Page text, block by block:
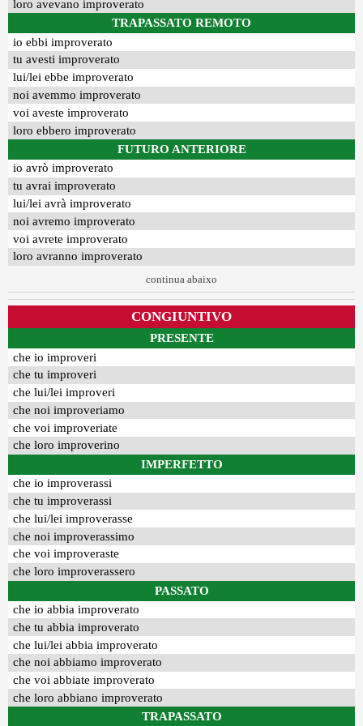
loro avevano improverato
TRAPASSATO REMOTO
io ebbi improverato
tu avesti improverato
lui/lei ebbe improverato
noi avemmo improverato
voi aveste improverato
loro ebbero improverato
FUTURO ANTERIORE
io avrò improverato
tu avrai improverato
lui/lei avrà improverato
noi avremo improverato
voi avrete improverato
loro avranno improverato
continua abaixo
CONGIUNTIVO
PRESENTE
che io improveri
che tu improveri
che lui/lei improveri
che noi improveriamo
che voi improveriate
che loro improverino
IMPERFETTO
che io improverassi
che tu improverassi
che lui/lei improverasse
che noi improverassimo
che voi improveraste
che loro improverassero
PASSATO
che io abbia improverato
che tu abbia improverato
che lui/lei abbia improverato
che noi abbiamo improverato
che voi abbiate improverato
che loro abbiano improverato
TRAPASSATO